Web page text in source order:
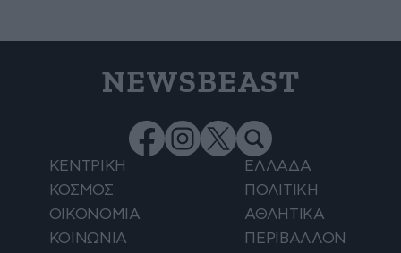
NEWSBEAST
ΚΕΝΤΡΙΚΗ
ΕΛΛΑΔΑ
ΚΟΣΜΟΣ
ΠΟΛΙΤΙΚΗ
ΟΙΚΟΝΟΜΙΑ
ΑΘΛΗΤΙΚΑ
ΚΟΙΝΩΝΙΑ
ΠΕΡΙΒΑΛΛΟΝ